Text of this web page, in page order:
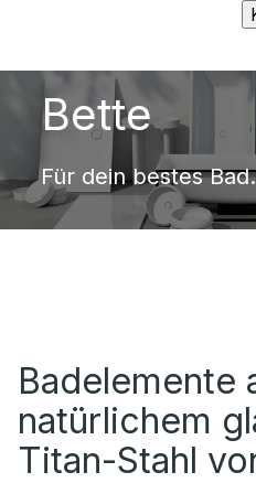
Bette
Für dein bestes Bad.
Badelemente
natürlichem
Titan-Stahl